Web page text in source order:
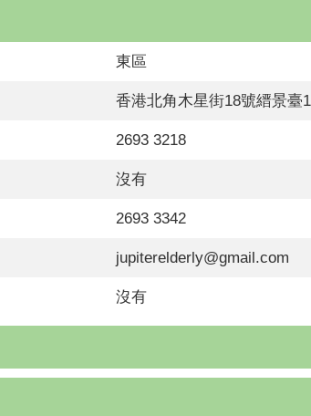
東區
香港北角木星街18號縉景臺
2693 3218
沒有
2693 3342
jupiterelderly@gmail.com
沒有